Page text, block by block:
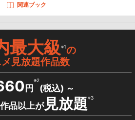
関連ブック
最大級※1の
見放題作品数
円
※2
(税込) ～
作品以上が見放題※3